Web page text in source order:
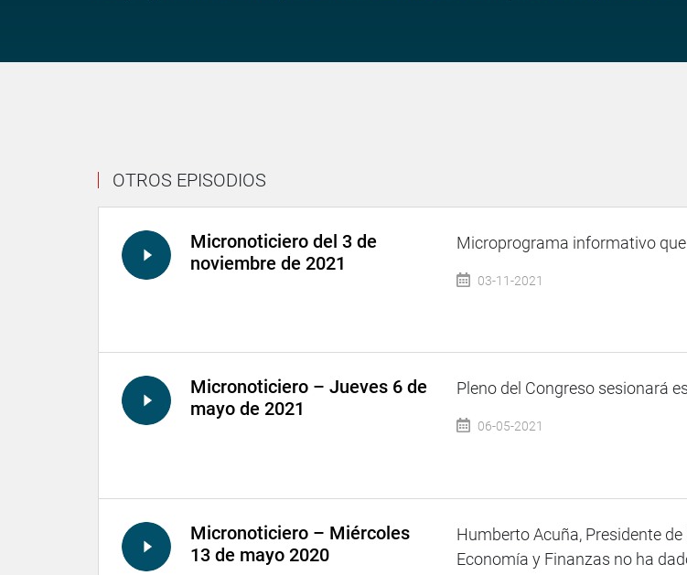
OTROS EPISODIOS
Micronoticiero del 3 de
noviembre de 2021
Microprograma informativo que
03-11-2021
Micronoticiero – Jueves 6 de
mayo de 2021
Pleno del Congreso sesionará
06-05-2021
Micronoticiero – Miércoles
13 de mayo 2020
Humberto Acuña, Presidente
Economía y Finanzas no ha